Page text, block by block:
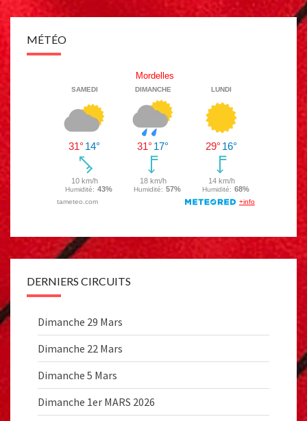
MÉTÉO
DERNIERS CIRCUITS
Dimanche 29 Mars
Dimanche 22 Mars
Dimanche 5 Mars
Dimanche 1er MARS 2026